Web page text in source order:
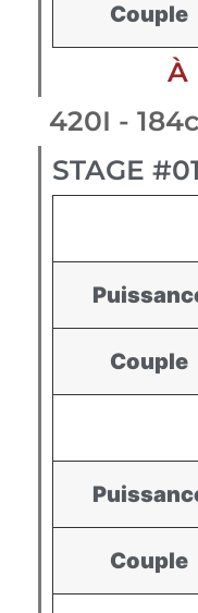
Couple
À
420I -
STAGE #01
Couple
Couple